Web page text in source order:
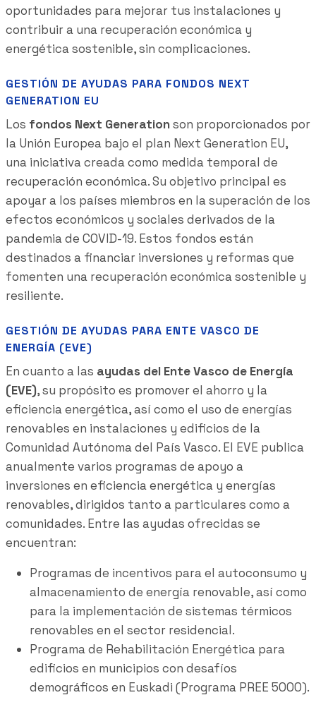
oportunidades para mejorar tus instalaciones y
contribuir a una recuperación económica y
energética sostenible, sin complicaciones.
GESTIÓN DE AYUDAS PARA FONDOS NEXT
GENERATION EU
Los fondos Next Generationson proporcionados por
la Unión Europea bajo el plan Next Generation EU,
una iniciativa creada como medida temporal de
recuperación económica. Su objetivo principal es
apoyar a los países miembros en la superación de los
efectos económicos y sociales derivados de la
pandemia de COVID-19. Estos fondos están
destinados a financiar inversiones y reformas que
fomenten una recuperación económica sostenible y
resiliente.
GESTIÓN DE AYUDAS PARA ENTE VASCO DE
ENERGÍA (EVE)
En cuanto a las ayudas del Ente Vasco de Energía
(EVE), su propósito es promover el ahorro y la
eficiencia energética, así como el uso de energías
renovables en instalaciones y edificios de la
Comunidad Autónoma del País Vasco. El EVE publica
anualmente varios programas de apoyo a
inversiones en eficiencia energética y energías
renovables, dirigidos tanto a particulares como a
comunidades. Entre las ayudas ofrecidas se
encuentran:
Programas de incentivos para el autoconsumo y
almacenamiento de energía renovable, así como
para la implementación de sistemas térmicos
renovables en el sector residencial.
Programa de Rehabilitación Energética para
edificios en municipios con desafíos
demográficos en Euskadi (Programa PREE 5000).